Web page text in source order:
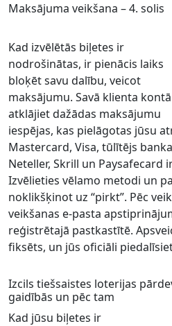
Maksājuma veikšana – 4. solis
Kad izvēlētās biļetes ir
nodrošinātas, ir pienācis laiks
bloķēt savu dalību, veicot
maksājumu. Savā klienta kontā
atklājiet dažādas maksājumu
iespējas, kas pielāgotas jūsu
Mastercard, Visa, tūlītējs
Neteller, Skrill un Paysafecard
Izvēlieties vēlamo metodi un
noklikšķinot uz “pirkt”. Pēc
veikšanas e-pasta
reģistrētajā pastkastītē.
fiksēts, un jūs oficiāli
Izcils tiešsaistes loterijas
gaidībās un pēc tam
Kad jūsu biļetes ir